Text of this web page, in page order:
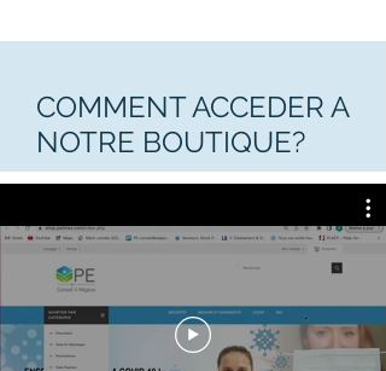
COMMENT ACCEDER A
NOTRE BOUTIQUE?